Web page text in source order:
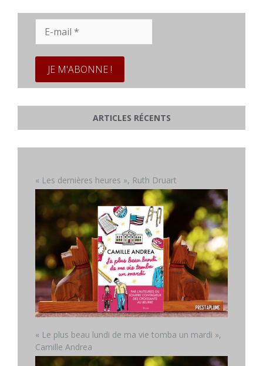
mail
ARTICLES RÉCENTS
« Les dernières heures », Ruth Druart
« Le plus beau lundi de ma vie tomba un mardi »,
Camille Andrea